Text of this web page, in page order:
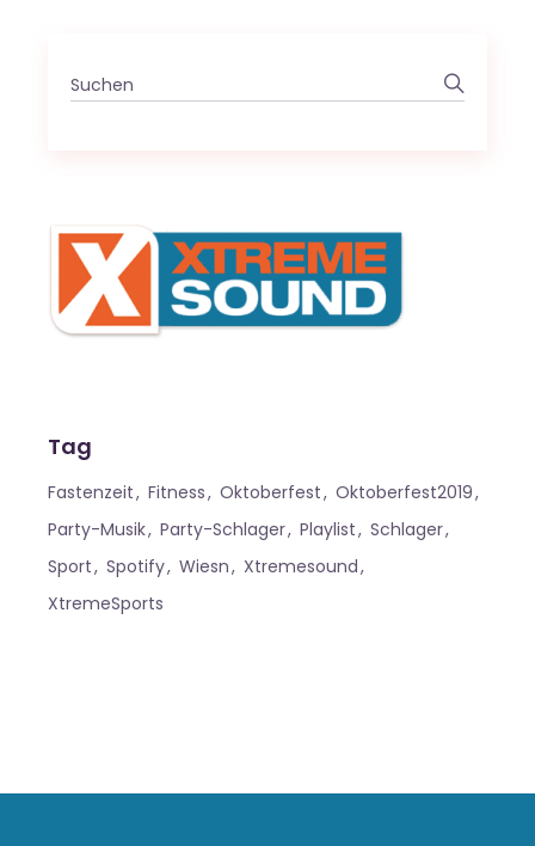
Search
for:
Tag
Fastenzeit Fitness Oktoberfest
Oktoberfest2019
Party-Musik
Party-Schlager Playlist
Schlager
Sport
Spotify Wiesn
Xtremesound
XtremeSports